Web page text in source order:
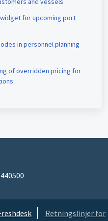
widget for upcoming port
in personnel planning
of overridden pricing for
Retningslinjer for